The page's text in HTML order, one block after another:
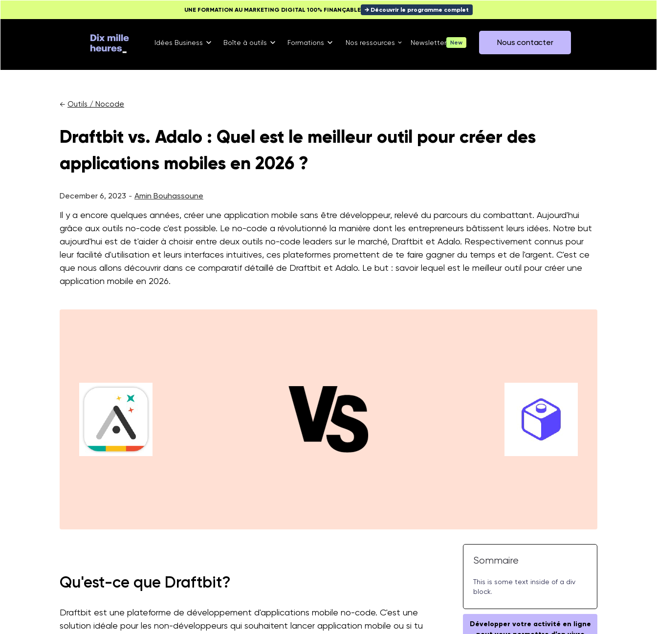
UNE FORMATION AU MARKETING DIGITAL 100% FINANÇABLE → Découvrir le programme complet
Idées Business Boîte à outils Formations Nos ressources Newsletter New Nous contacter
← Outils / Nocode
Draftbit vs. Adalo : Quel est le meilleur outil pour créer des
applications mobiles en 2026 ?
December 6, 2023 - Amin Bouhassoune
Il y a encore quelques années, créer une application mobile sans être développeur, relevé du parcours du combattant. Aujourd'hui
grâce aux outils no-code c'est possible. Le no-code a révolutionné la manière dont les entrepreneurs bâtissent leurs idées. Notre but
aujourd'hui est de t'aider à choisir entre deux outils no-code leaders sur le marché, Draftbit et Adalo. Respectivement connus pour
leur facilité d'utilisation et leurs interfaces intuitives, ces plateformes promettent de te faire gagner du temps et de l'argent. C'est ce
que nous allons découvrir dans ce comparatif détaillé de Draftbit et Adalo. Le but : savoir lequel est le meilleur outil pour créer une
application mobile en 2026.
Qu'est-ce que Draftbit?
Draftbit est une plateforme de développement d'applications mobile no-code. C'est une
solution idéale pour les non-développeurs qui souhaitent lancer application mobile ou si tu
Sommaire
This is some text inside of a div
block.
Développer votre activité en ligne